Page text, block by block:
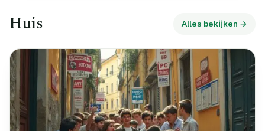
Huis Alles bekijken →